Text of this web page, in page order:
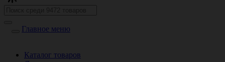
Главное меню
Каталог товаров